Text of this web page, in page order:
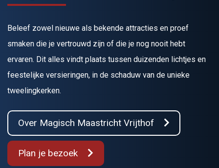
Beleef zowel nieuwe als bekende attracties en proef
smaken die je vertrouwd zijn of die je nog nooit hebt
ervaren. Dit alles vindt plaats tussen duizenden lichtjes en
feestelijke versieringen, in de schaduw van de unieke
tweelingkerken.
Over Magisch Maastricht Vrijthof
Plan je bezoek